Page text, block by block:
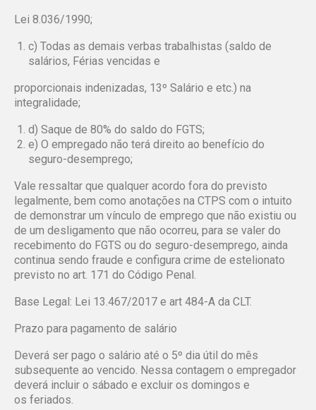
Lei 8.036/1990;
c) Todas as demais verbas trabalhistas (saldo de
salários, Férias vencidas e
proporcionais indenizadas, 13º Salário e etc.) na
integralidade;
d) Saque de 80% do saldo do FGTS;
e) O empregado não terá direito ao benefício do
seguro-desemprego;
Vale ressaltar que qualquer acordo fora do previsto
legalmente, bem como anotações na CTPS com o intuito
de demonstrar um vínculo de emprego que não existiu ou
de um desligamento que não ocorreu, para se valer do
recebimento do FGTS ou do seguro-desemprego, ainda
continua sendo fraude e configura crime de estelionato
previsto no art. 171 do Código Penal.
Base Legal: Lei 13.467/2017 e art 484-A da CLT.
Prazo para pagamento de salário
Deverá ser pago o salário até o 5º dia útil do mês
subsequente ao vencido. Nessa contagem o empregador
deverá incluir o sábado e excluir os domingos e
os feriados.